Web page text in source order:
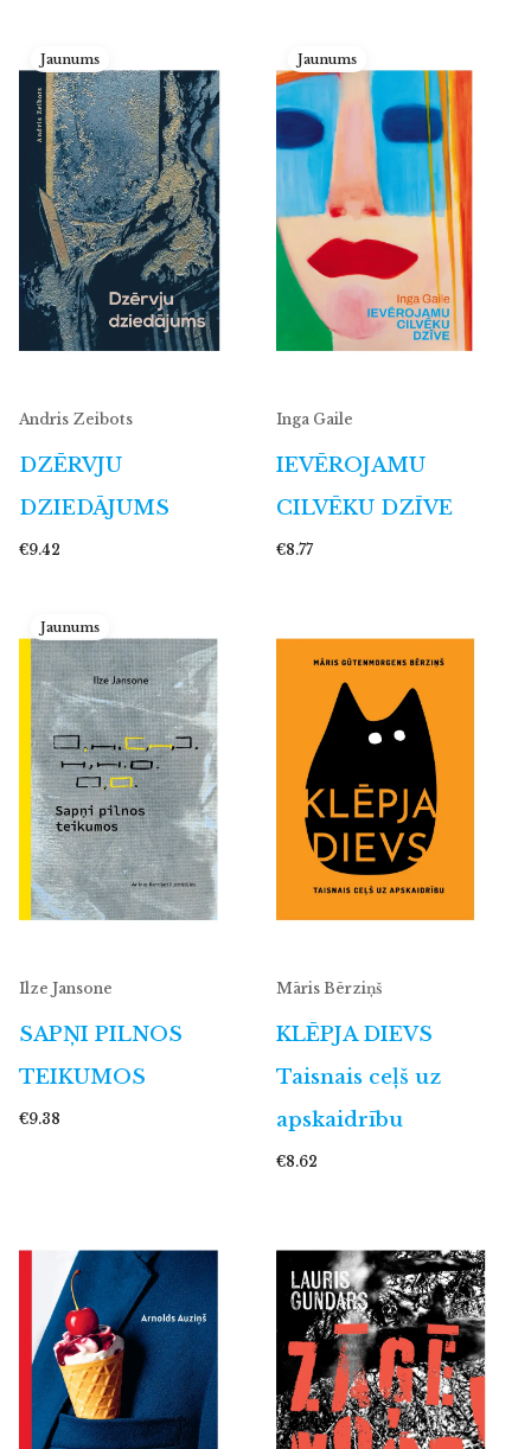
Jaunums
Andris Zeibots
DZĒRVJU
DZIEDĀJUMS
€9.42
Jaunums
Inga Gaile
IEVĒROJAMU
CILVĒKU DZĪVE
€8.77
Jaunums
Ilze Jansone
SAPŅI PILNOS
TEIKUMOS
€9.38
Māris Bērziņš
KLĒPJA DIEVS
Taisnais ceļš uz
apskaidrību
€8.62